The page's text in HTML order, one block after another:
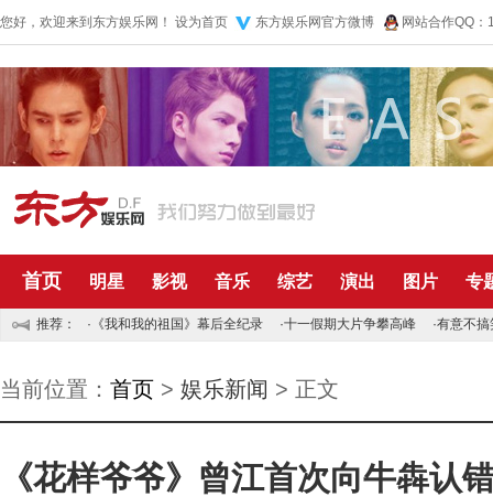
您好，欢迎来到东方娱乐网！ 设为首页 东方娱乐网官方微博 网站合作QQ
首页 明星 影视 音乐 综艺 演出 图片 专
推荐： · 《我和我的祖国》幕后全纪录 ·十一假期大片争攀高峰 ·有意不搞
当前位置： 首页 > 娱乐新闻 > 正文
《花样爷爷》曾江首次向牛犇认